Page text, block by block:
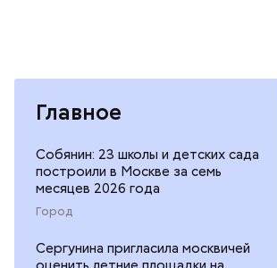
Главное
Собянин: 23 школы и детских сада
построили в Москве за семь
месяцев 2026 года
Город
Сергунина пригласила москвичей